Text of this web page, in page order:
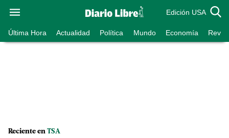
Edición USA
Última Hora Actualidad Política Mundo Economía
Reciente en TSA